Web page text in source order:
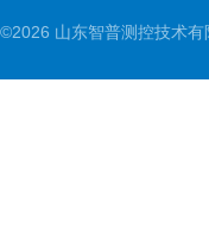
©2026 山东智普测控技术有